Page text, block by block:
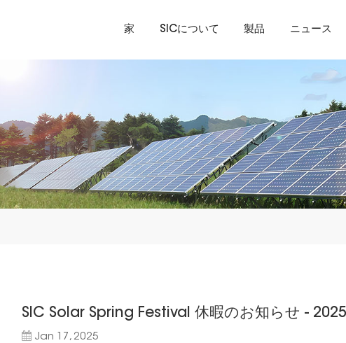
家 SICについて 製品 ニュース
SIC Solar Spring Festival 休暇のお知らせ - 2025
Jan 17, 2025